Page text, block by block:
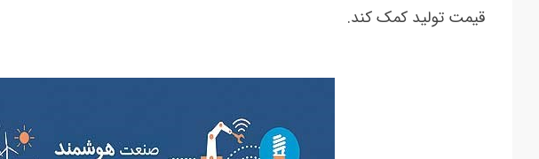
قیمت تولید کمک کند.